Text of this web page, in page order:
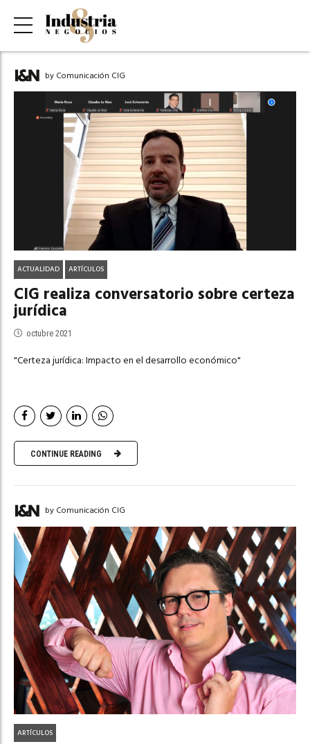
by Comunicación CIG
ACTUALIDAD ARTÍCULOS
CIG realiza conversatorio sobre certeza
jurídica
octubre 2021
"Certeza jurídica: Impacto en el desarrollo económico"
CONTINUE READING
by Comunicación CIG
ARTÍCULOS